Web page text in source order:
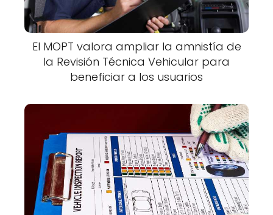
El MOPT valora ampliar la amnistía de
la Revisión Técnica Vehicular para
beneficiar a los usuarios